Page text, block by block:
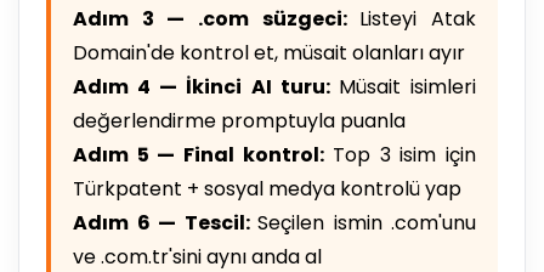
Adım 3 — .com süzgeci: Listeyi Atak
Domain'de kontrol et, müsait olanları ayır
Adım 4 — İkinci AI turu: Müsait isimleri
değerlendirme promptuyla puanla
Adım 5 — Final kontrol:Top 3 isim için
Türkpatent + sosyal medya kontrolü yap
Adım 6 — Tescil: Seçilen ismin .com'unu
ve .com.tr'sini aynı anda al